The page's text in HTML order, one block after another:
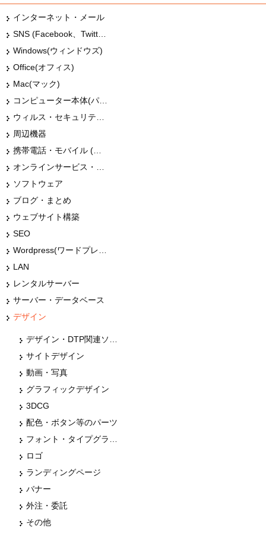
インターネット・メール
Windows(ウィンドウズ)
Office(オフィス)
Mac(マック)
周辺機器
ソフトウェア
ブログ・まとめ
ウェブサイト構築
SEO
LAN
レンタルサーバー
サーバー・データベース
デザイン
サイトデザイン
動画・写真
グラフィックデザイン
3DCG
配色・ボタン等のパーツ
ロゴ
ランディングページ
バナー
外注・委託
その他